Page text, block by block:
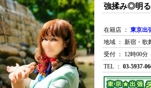
強揉み◎明る
在籍店 ： 東京出
地域 ： 新宿・歌
受付 ： 12時00分
TEL ： 03-5937-